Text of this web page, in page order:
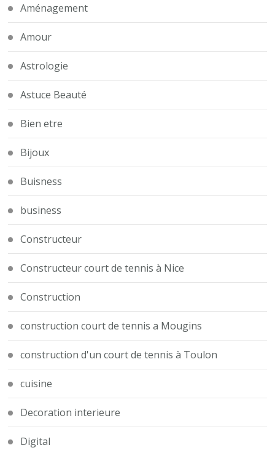
Aménagement
Amour
Astrologie
Astuce Beauté
Bien etre
Bijoux
Buisness
business
Constructeur
Constructeur court de tennis à Nice
Construction
construction court de tennis a Mougins
construction d'un court de tennis à Toulon
cuisine
Decoration interieure
Digital